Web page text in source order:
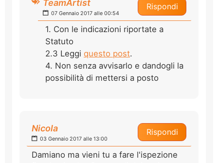
Rispondi
TeamArtist
07 Gennaio 2017 alle 00:54
1. Con le indicazioni riportate a
Statuto
2.3 Leggi questo post.
4. Non senza avvisarlo e dandogli la
possibilità di mettersi a posto
Rispondi
Nicola
03 Gennaio 2017 alle 13:00
Damiano ma vieni tu a fare l'ispezione